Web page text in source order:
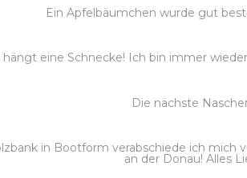
Ein Apfelbäumchen wurde gut
hängt eine Schnecke! Ich bin immer
Die nächste
in Bootform verabschiede ich
an der Donau! Alles